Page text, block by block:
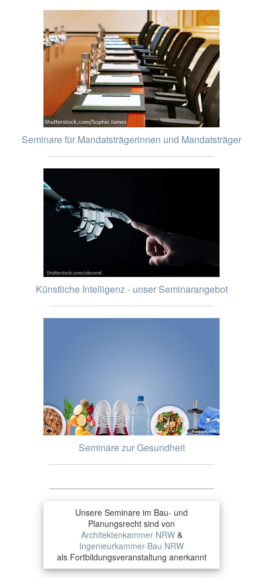
Seminare für Mandatsträgerinnen und Mandatsträger
Künstliche Intelligenz - unser Seminarangebot
Seminare zur Gesundheit
Unsere Seminare im Bau- und
Planungsrecht sind von
Architektenkammer NRW&
Ingenieurkammer-Bau NRW
als Fortbildungsveranstaltung anerkannt